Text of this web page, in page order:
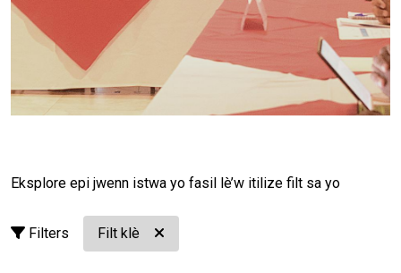
cours de la réunion, les membres ont procédé à
l'endossement des Termes de référence du Comité de
Pilotage, définissant sa composition, ses
responsabilités et ses modalités de fonctionnement.
Réunissant des représentants du Gouvernement, des
Nations Unies, des partenaires techniques et
dialogue stratégique autour des priorités de
également permis de faire le point sur les résultats du
portefeuille du PBF mis en œuvre entre 2020 et 2026,
Eksplore epi jwenn istwa yo fasil lè’w itilize filt sa yo
Filters Filt klè